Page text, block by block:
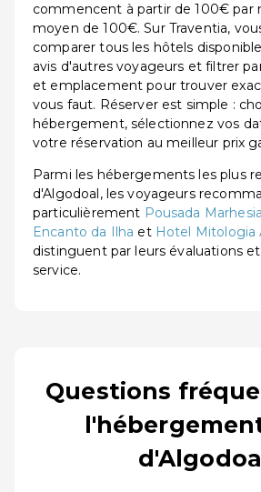
commencent à partir de 100€ par
moyen de 100€. Sur Traventia,
comparer tous les hôtels
avis d'autres voyageurs et filtrer
et emplacement pour trouver
vous faut. Réserver est simple :
hébergement, sélectionnez vos
votre réservation au meilleur prix
Parmi les hébergements les plus
d'Algodoal, les voyageurs
particulièrement Pousada
Encanto da Ilha et Hotel Mitologia
distinguent par leurs évaluations
service.
Questions